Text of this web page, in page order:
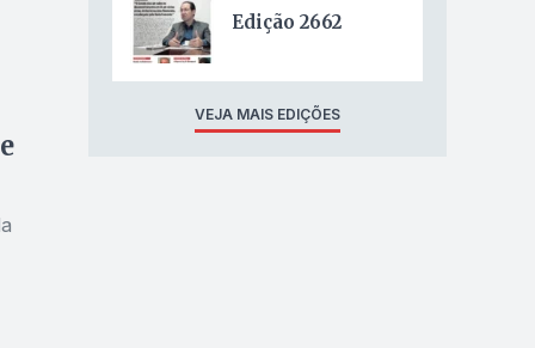
Edição 2662
VEJA MAIS EDIÇÕES